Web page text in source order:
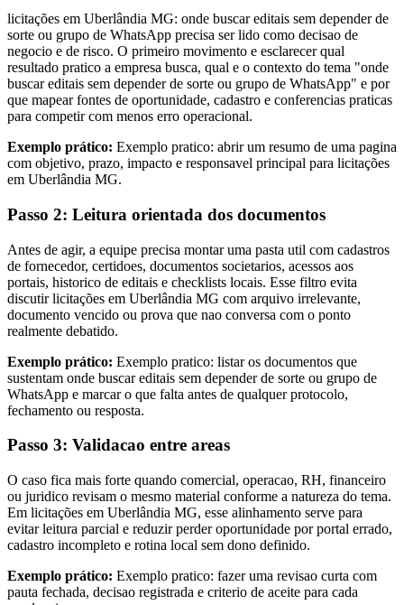
licitações em Uberlândia MG: onde buscar editais sem depender de
sorte ou grupo de WhatsApp precisa ser lido como decisao de
negocio e de risco. O primeiro movimento e esclarecer qual
resultado pratico a empresa busca, qual e o contexto do tema "onde
buscar editais sem depender de sorte ou grupo de WhatsApp" e por
que mapear fontes de oportunidade, cadastro e conferencias praticas
para competir com menos erro operacional.
Exemplo prático: Exemplo pratico: abrir um resumo de uma pagina
com objetivo, prazo, impacto e responsavel principal para licitações
em Uberlândia MG.
Passo 2: Leitura orientada dos documentos
Antes de agir, a equipe precisa montar uma pasta util com cadastros
de fornecedor, certidoes, documentos societarios, acessos aos
portais, historico de editais e checklists locais. Esse filtro evita
discutir licitações em Uberlândia MG com arquivo irrelevante,
documento vencido ou prova que nao conversa com o ponto
realmente debatido.
Exemplo prático: Exemplo pratico: listar os documentos que
sustentam onde buscar editais sem depender de sorte ou grupo de
WhatsApp e marcar o que falta antes de qualquer protocolo,
fechamento ou resposta.
Passo 3: Validacao entre areas
O caso fica mais forte quando comercial, operacao, RH, financeiro
ou juridico revisam o mesmo material conforme a natureza do tema.
Em licitações em Uberlândia MG, esse alinhamento serve para
evitar leitura parcial e reduzir perder oportunidade por portal errado,
cadastro incompleto e rotina local sem dono definido.
Exemplo prático: Exemplo pratico: fazer uma revisao curta com
pauta fechada, decisao registrada e criterio de aceite para cada